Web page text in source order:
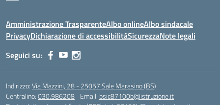
Amministrazione TrasparenteAlbo onlineAlbo sindacale
PrivacyDichiarazione di accessibilitàSicurezzaNote legali
Seguici su:
Indirizzo:Via Mazzini, 28 - 25057 Sale Marasino (BS)
Centralino:030.986208 Email: bsic87100b@istruzione.it